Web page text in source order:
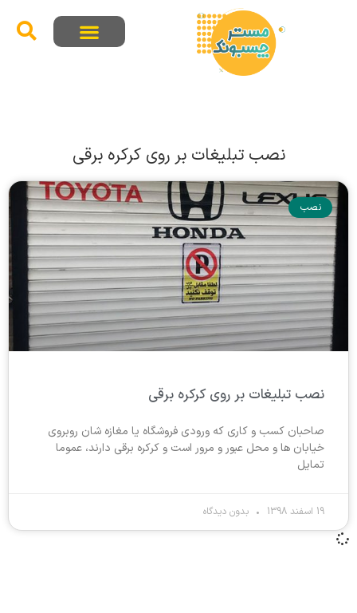
نصب تبلیغات بر روی کرکره برقی
نصب
نصب تبلیغات بر روی کرکره برقی
صاحبان کسب و کاری که ورودی فروشگاه یا مغازه شان روبروی
خیابان ها و محل عبور و مرور است و کرکره برقی دارند، عموما
تمایل
19 اسفند 1398 بدون دیدگاه